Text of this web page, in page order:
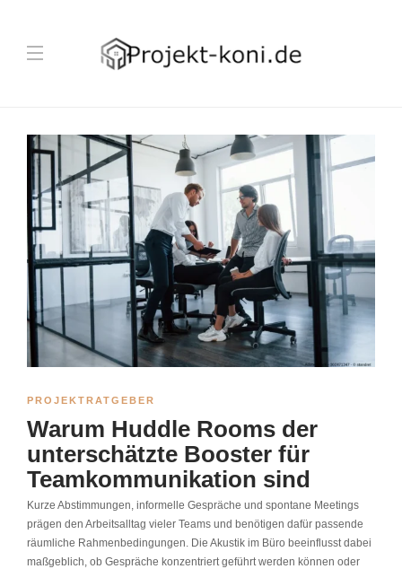
PROJEKTRATGEBER
Warum Huddle Rooms der
unterschätzte Booster für
Teamkommunikation sind
Kurze Abstimmungen, informelle Gespräche und spontane Meetings
prägen den Arbeitsalltag vieler Teams und benötigen dafür passende
räumliche Rahmenbedingungen. Die Akustik im Büro beeinflusst dabei
maßgeblich, ob Gespräche konzentriert geführt werden können oder